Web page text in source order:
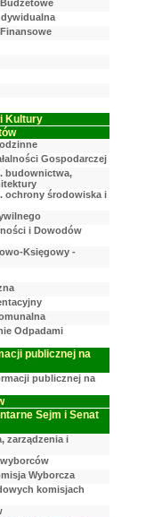
Kultury
Gospodarczej
budownictwa,
ochrony środowiska i
i Dowodów
Księgowy -
Odpadami
publicznej na
publicznej na
Sejm i Senat
zarządzenia i
Wyborcza
komisjach